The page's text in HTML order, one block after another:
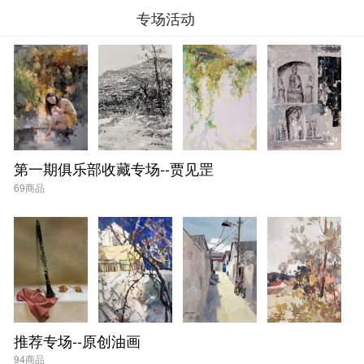
专场活动
第一期俱乐部收藏专场--贾见罡
69商品
推荐专场--原创油画
94商品